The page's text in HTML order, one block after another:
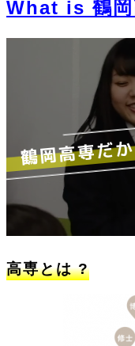
What is 鶴岡
鶴岡高専だ
高専とは ?